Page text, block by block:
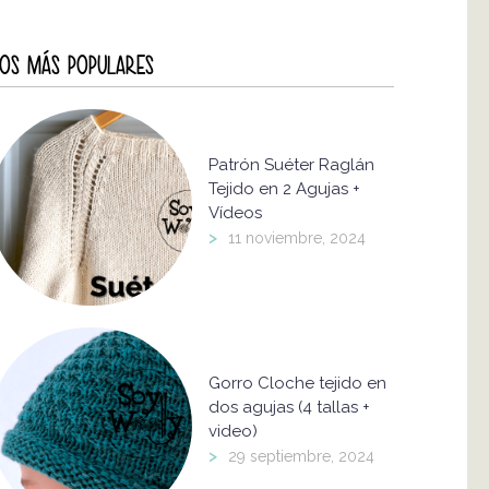
MÁS POPULARES
Patrón Suéter Raglán
Tejido en 2 Agujas +
Vídeos
> 11 noviembre, 2024
Gorro Cloche tejido en
dos agujas (4 tallas +
video)
> 29 septiembre, 2024